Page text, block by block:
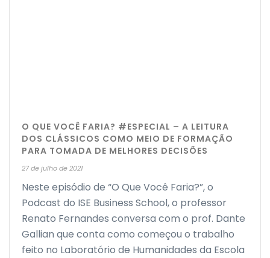
O QUE VOCÊ FARIA? #ESPECIAL – A LEITURA
DOS CLÁSSICOS COMO MEIO DE FORMAÇÃO
PARA TOMADA DE MELHORES DECISÕES
27 de julho de 2021
Neste episódio de “O Que Você Faria?”, o
Podcast do ISE Business School, o professor
Renato Fernandes conversa com o prof. Dante
Gallian que conta como começou o trabalho
feito no Laboratório de Humanidades da Escola